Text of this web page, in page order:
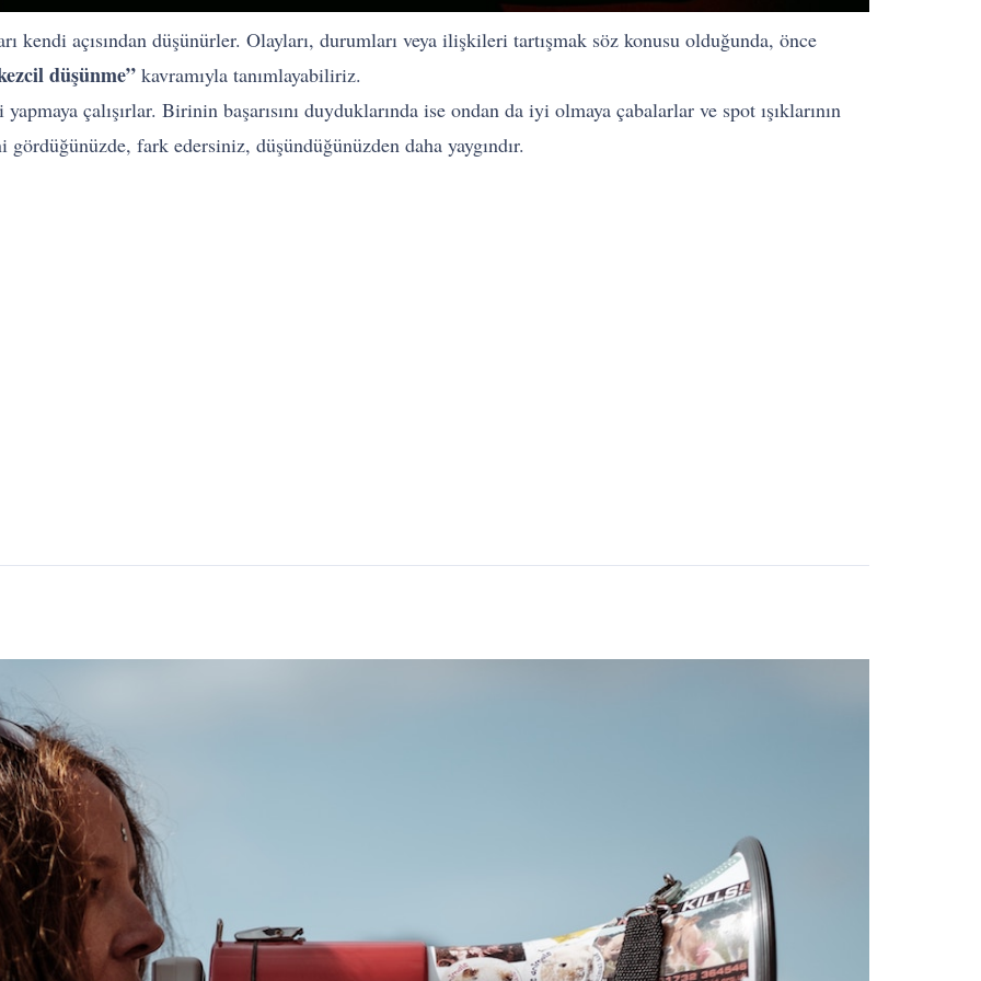
kendi açısından düşünürler. Olayları, durumları veya ilişkileri tartışmak söz konusu olduğunda, önce
düşünme” kavramıyla tanımlayabiliriz.
çalışırlar. Birinin başarısını duyduklarında ise ondan da iyi olmaya çabalarlar ve spot ışıklarının
fark edersiniz, düşündüğünüzden daha yaygındır.